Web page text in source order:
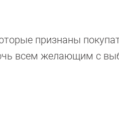
признаны
всем желающим с